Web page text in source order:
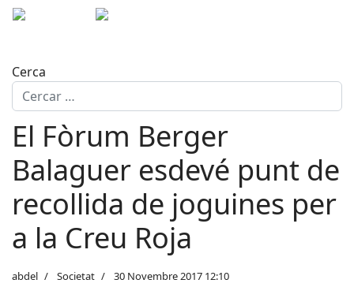
Cerca
El Fòrum Berger
Balaguer esdevé punt de
recollida de joguines per
a la Creu Roja
abdel Societat 30 Novembre 2017 12:10